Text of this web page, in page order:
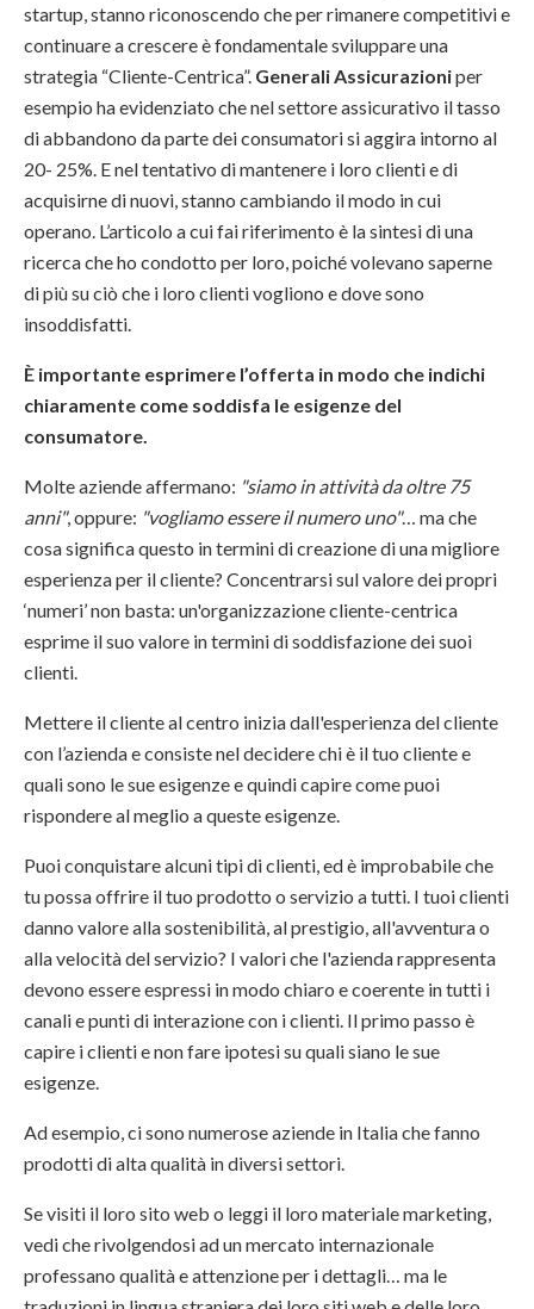
startup, stanno riconoscendo che per rimanere competitivi e
continuare a crescere è fondamentale sviluppare una
strategia “Cliente-Centrica”. Generali Assicurazioniper
esempio ha evidenziato che nel settore assicurativo il tasso
di abbandono da parte dei consumatori si aggira intorno al
20- 25%. E nel tentativo di mantenere i loro clienti e di
acquisirne di nuovi, stanno cambiando il modo in cui
operano. L’articolo a cui fai riferimento è la sintesi di una
ricerca che ho condotto per loro, poiché volevano saperne
di più su ciò che i loro clienti vogliono e dove sono
insoddisfatti.
È importante esprimere l’offerta in modo che indichi
chiaramente come soddisfa le esigenze del
consumatore.
Molte aziende affermano: "siamo in attività da oltre 75
anni", oppure: "vogliamo essere il numero uno"… ma che
cosa significa questo in termini di creazione di una migliore
esperienza per il cliente? Concentrarsi sul valore dei propri
‘numeri’ non basta: un'organizzazione cliente-centrica
esprime il suo valore in termini di soddisfazione dei suoi
clienti.
Mettere il cliente al centro inizia dall'esperienza del cliente
con l’azienda e consiste nel decidere chi è il tuo cliente e
quali sono le sue esigenze e quindi capire come puoi
rispondere al meglio a queste esigenze.
Puoi conquistare alcuni tipi di clienti, ed è improbabile che
tu possa offrire il tuo prodotto o servizio a tutti. I tuoi clienti
danno valore alla sostenibilità, al prestigio, all'avventura o
alla velocità del servizio? I valori che l'azienda rappresenta
devono essere espressi in modo chiaro e coerente in tutti i
canali e punti di interazione con i clienti. Il primo passo è
capire i clienti e non fare ipotesi su quali siano le sue
esigenze.
Ad esempio, ci sono numerose aziende in Italia che fanno
prodotti di alta qualità in diversi settori.
Se visiti il loro sito web o leggi il loro materiale marketing,
vedi che rivolgendosi ad un mercato internazionale
professano qualità e attenzione per i dettagli… ma le